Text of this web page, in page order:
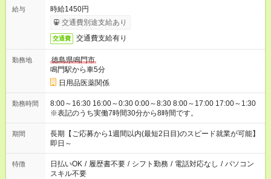
給与
時給1450円
交通費別途支給あり
交通費 交通費支給有り
勤務地
徳島県鳴門市
鳴門駅から車5分
日用品医薬関係
勤務時間
8:00～16:30 16:00～0:30 0:00～8:30 8:00～17:00 17:00～1:30
※表記のうち実働7時間30分から8時間です。
期間
長期【ご応募から1週間以内(最短2日目)のスピード就業が可能】
即日～
特徴 日払いOK / 履歴書不要 / シフト勤務 / 電話対応なし / パソコン
スキル不要